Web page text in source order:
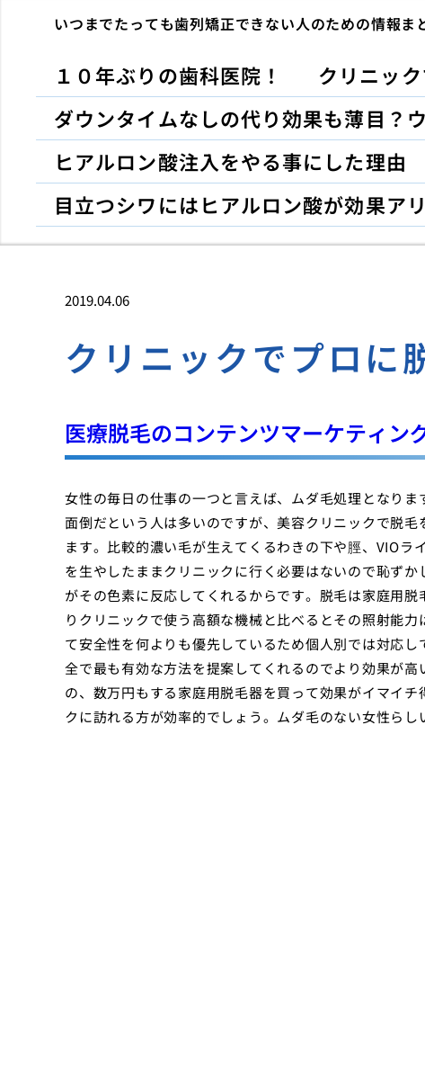
いつまでたっても歯列矯正できない人のための情報ま
１０年ぶりの歯科医院！
クリニッ
ダウンタイムなしの代り効果も薄目？
ヒアルロン酸注入をやる事にした理由
目立つシワにはヒアルロン酸が効果アリ
2019.04.06
クリニックでプロに
医療脱毛のコンテンツマーケティン
女性の毎日の仕事の一つと言えば、ムダ毛処理となり
面倒だという人は多いのですが、美容クリニックで脱
ます。比較的濃い毛が生えてくるわきの下や脛、VIO
を生やしたままクリニックに行く必要はないので恥ず
がその色素に反応してくれるからです。脱毛は家庭用
りクリニックで使う高額な機械と比べるとその照射能
て安全性を何よりも優先しているため個人別では対応
全で最も有効な方法を提案してくれるのでより効果が
の、数万円もする家庭用脱毛器を買って効果がイマイ
クに訪れる方が効率的でしょう。ムダ毛のない女性らし